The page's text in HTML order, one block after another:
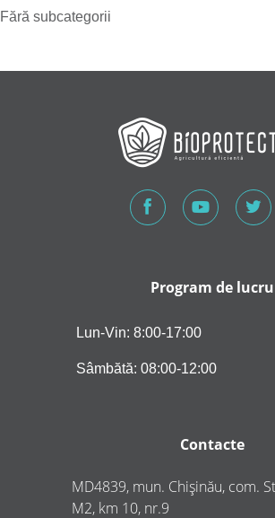
Fără subcategorii
Program de lucru
Lun-Vin: 8:00-17:00
Sâmbătă: 08:00-12:00
Contacte
MD4839, mun. Chișinău, com.
M2, km 10, nr.9